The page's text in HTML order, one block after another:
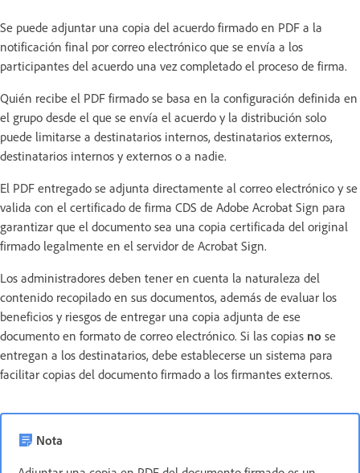
Se puede adjuntar una copia del acuerdo firmado en PDF a la
notificación final por correo electrónico que se envía a los
participantes del acuerdo una vez completado el proceso de firma.
Quién recibe el PDF firmado se basa en la configuración definida en
el grupo desde el que se envía el acuerdo y la distribución solo
puede limitarse a destinatarios internos, destinatarios externos,
destinatarios internos y externos o a nadie.
El PDF entregado se adjunta directamente al correo electrónico y se
valida con el certificado de firma CDS de Adobe Acrobat Sign para
garantizar que el documento sea una copia certificada del original
firmado legalmente en el servidor de Acrobat Sign.
Los administradores deben tener en cuenta la naturaleza del
contenido recopilado en sus documentos, además de evaluar los
beneficios y riesgos de entregar una copia adjunta de ese
documento en formato de correo electrónico. Si las copias no se
entregan a los destinatarios, debe establecerse un sistema para
facilitar copias del documento firmado a los firmantes externos.
Nota